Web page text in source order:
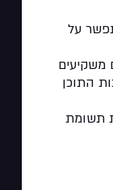
על
משקיעים
התוכן
תשומת